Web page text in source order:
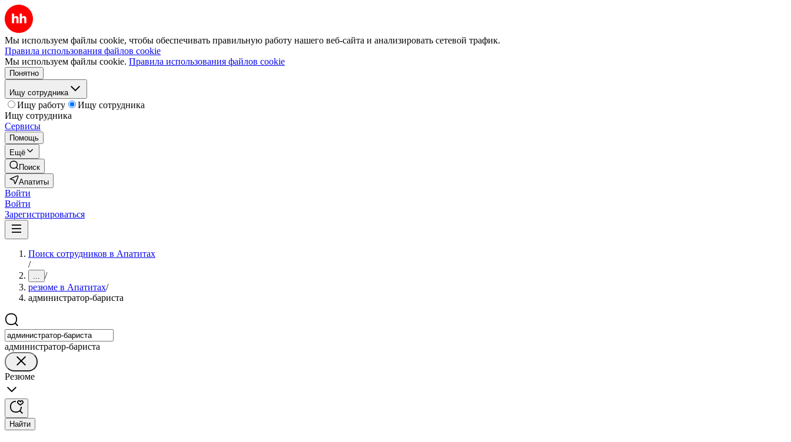
Мы используем файлы cookie, чтобы обеспечивать правильную работу нашего веб-сайта и анализировать сетевой трафик.
Правила использования файлов cookie
Мы используем файлы cookie. Правила использования файлов cookie
Понятно
Ищу сотрудника
Ищу работу
Ищу сотрудника
Ищу сотрудника
Сервисы
Помощь
Ещё
Поиск
Апатиты
Войти
Войти
Зарегистрироваться
Поиск сотрудников в Апатитах
/
... /
резюме в Апатитах/
администратор-бариста
администратор-бариста
Резюме
Найти